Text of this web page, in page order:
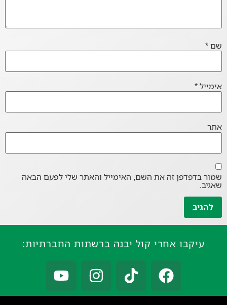
שם*
אימייל*
אתר
שמור בדפדפן זה את השם, האימייל והאתר שלי לפעם הבאה
שאגיב.
עיקבו אחרי קול יבנה ברשתות החברתיות: